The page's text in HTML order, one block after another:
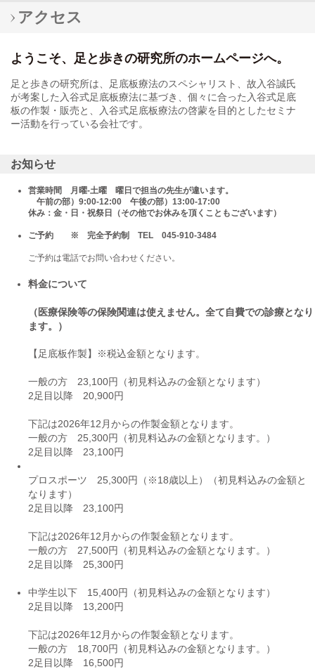
アクセス
ようこそ、足と歩きの研究所のホームページへ。
足と歩きの研究所は、足底板療法のスペシャリスト、故入谷誠氏
が考案した入谷式足底板療法に基づき、個々に合った入谷式足底
板の作製・販売と、入谷式足底板療法の啓蒙を目的としたセミナ
ー活動を行っている会社です。
お知らせ
営業時間 月曜-土曜 曜日で担当の先生が違います。
午前の部）9:00-12:00 午後の部）13:00-17:00
休み：金・日・祝祭日（その他でお休みを頂くこともございます）
ご予約 ※ 完全予約制 TEL 045-910-3484
ご予約は電話でお問い合わせください。
料金について
（医療保険等の保険関連は使えません。全て自費での診療となり
ます。）
【足底板作製】※税込金額となります。
一般の方 23,100円（初見料込みの金額となります）
2足目以降 20,900円
下記は2026年12月からの作製金額となります。
一般の方 25,300円（初見料込みの金額となります。）
2足目以降 23,100円
プロスポーツ 25,300円（※18歳以上）（初見料込みの金額と
なります）
2足目以降 23,100円
下記は2026年12月からの作製金額となります。
一般の方 27,500円（初見料込みの金額となります。）
2足目以降 25,300円
中学生以下 15,400円（初見料込みの金額となります）
2足目以降 13,200円
下記は2026年12月からの作製金額となります。
一般の方 18,700円（初見料込みの金額となります。）
2足目以降 16,500円